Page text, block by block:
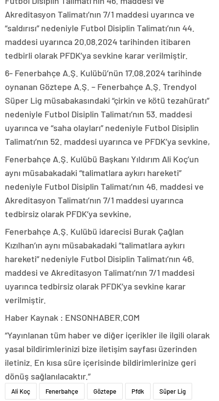
Akreditasyon Talimatı’nın 7/1 maddesi uyarınca ve
“saldırısı” nedeniyle Futbol Disiplin Talimatı’nın 44.
maddesi uyarınca 20.08.2024 tarihinden itibaren
tedbirli olarak PFDK’ya sevkine karar verilmiştir.
6- Fenerbahçe A.Ş. Kulübü’nün 17.08.2024 tarihinde
oynanan Göztepe A.Ş. – Fenerbahçe A.Ş. Trendyol
Süper Lig müsabakasındaki “çirkin ve kötü tezahüratı”
nedeniyle Futbol Disiplin Talimatı’nın 53. maddesi
uyarınca ve “saha olayları” nedeniyle Futbol Disiplin
Talimatı’nın 52. maddesi uyarınca ve PFDK’ya sevkine,
Fenerbahçe A.Ş. Kulübü Başkanı Yıldırım Ali Koç’un
aynı müsabakadaki “talimatlara aykırı hareketi”
nedeniyle Futbol Disiplin Talimatı’nın 46. maddesi ve
Akreditasyon Talimatı’nın 7/1 maddesi uyarınca
tedbirsiz olarak PFDK’ya sevkine,
Fenerbahçe A.Ş. Kulübü idarecisi Burak Çağlan
Kızılhan’ın aynı müsabakadaki “talimatlara aykırı
hareketi” nedeniyle Futbol Disiplin Talimatı’nın 46.
maddesi ve Akreditasyon Talimatı’nın 7/1 maddesi
uyarınca tedbirsiz olarak PFDK’ya sevkine karar
verilmiştir.
Haber Kaynak : ENSONHABER.COM
“Yayınlanan tüm haber ve diğer içerikler ile ilgili olarak
yasal bildirimlerinizi bize iletişim sayfası üzerinden
iletiniz. En kısa süre içerisinde bildirimlerinize geri
dönüş sağlanılacaktır.”
Ali Koç Fenerbahçe Göztepe Pfdk Süper Lig